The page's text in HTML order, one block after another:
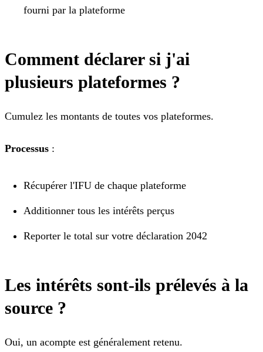
fourni par la plateforme
Comment déclarer si j'ai
plusieurs plateformes ?
Cumulez les montants de toutes vos plateformes.
Processus :
Récupérer l'IFU de chaque plateforme
Additionner tous les intérêts perçus
Reporter le total sur votre déclaration 2042
Les intérêts sont-ils prélevés à la
source ?
Oui, un acompte est généralement retenu.